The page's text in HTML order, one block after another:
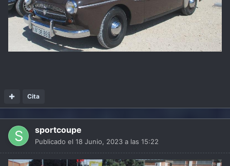
Cita
sportcoupe
Publicado el 18 Junio, 2023 a las 15:22